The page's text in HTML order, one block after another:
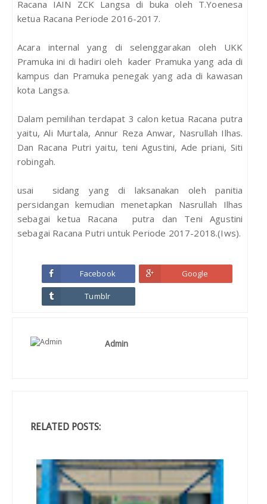
Racana IAIN ZCK Langsa di buka oleh T.Yoenesa
ketua Racana Periode 2016-2017.
Acara internal yang di selenggarakan oleh UKK
Pramuka ini di hadiri oleh kader Pramuka yang ada di
kampus dan Pramuka penegak yang ada di kawasan
kota Langsa.
Dalam pemilihan terdapat 3 calon ketua Racana putra
yaitu, Ali Murtala, Annur Reza Anwar, Nasrullah Ilhas.
Dan Racana Putri yaitu, teni Agustini, Ade priani, Siti
robingah.
usai sidang yang di laksanakan oleh panitia
persidangan kemudian menetapkan Nasrullah Ilhas
sebagai ketua Racana putra dan Teni Agustini
sebagai Racana Putri untuk Periode 2017-2018.(Iws).
Facebook Google
Tumblr
Admin
RELATED POSTS: